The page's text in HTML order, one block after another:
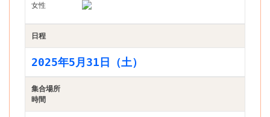
女性
日程
2025年5月31日（土）
集合場所
時間